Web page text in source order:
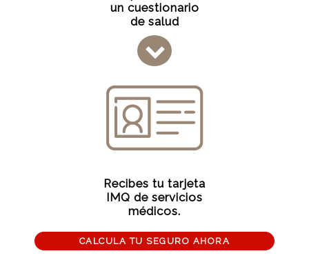
un cuestionario
de salud
Recibes tu tarjeta
IMQ de servicios
médicos.
CALCULA TU SEGURO AHORA